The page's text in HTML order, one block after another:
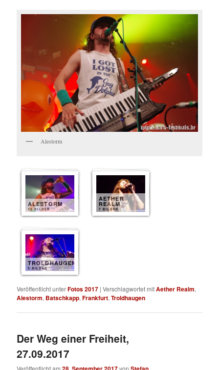
Alestorm
ALESTORM
15 BILDER
AETHER
REALM
7 BILDER
TROLDHAUGEN
5 BILDER
Veröffentlicht unterFotos 2017 |Verschlagwortet mitAether Realm,
Alestorm, Batschkapp,Frankfurt,Troldhaugen
Der Weg einer Freiheit,
27.09.2017
Veröffentlicht am von